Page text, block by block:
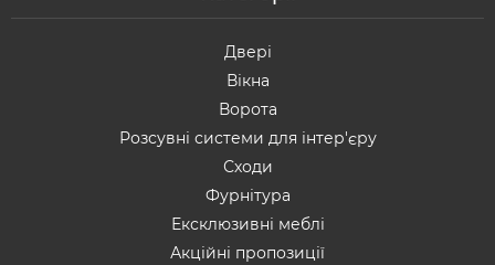
Двері
Вікна
Ворота
Розсувні системи для інтер'єру
Сходи
Фурнітура
Ексклюзивні меблі
Акційні пропозиції